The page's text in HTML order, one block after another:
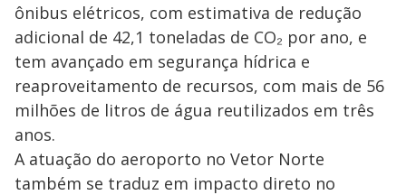
ônibus elétricos, com estimativa de redução
adicional de 42,1 toneladas de CO₂ por ano, e
tem avançado em segurança hídrica e
reaproveitamento de recursos, com mais de 56
milhões de litros de água reutilizados em três
anos.
A atuação do aeroporto no Vetor Norte
também se traduz em impacto direto no